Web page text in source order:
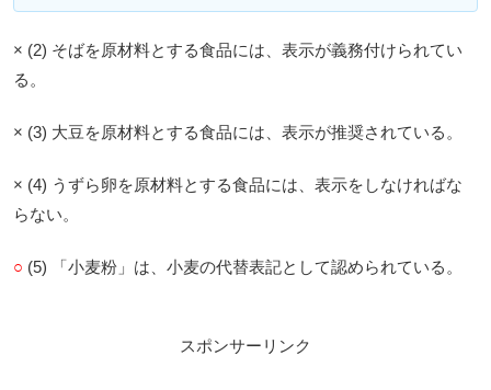
× (2) そばを原材料とする食品には、表示が義務付けられてい
る。
× (3) 大豆を原材料とする食品には、表示が推奨されている。
× (4) うずら卵を原材料とする食品には、表示をしなければな
らない。
○ (5) 「小麦粉」は、小麦の代替表記として認められている。
スポンサーリンク